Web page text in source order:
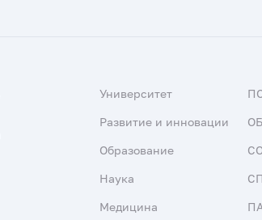
Университет
Развитие и инновации
Образование
Наука
Медицина